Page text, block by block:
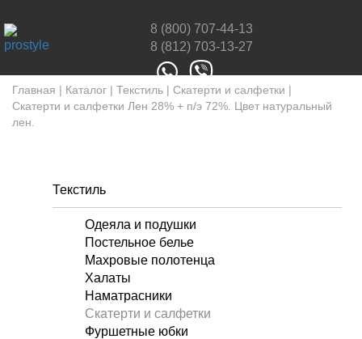
8 (800) 707-44-13
8 (812) 703-13-27
Главная | Каталог | Текстиль | Скатерти и салфетки |
Скатерти и салфетки Лен 28% + п/э 72%. Цвет натуральный
лен.
Текстиль
Одеяла и подушки
Постельное белье
Махровые полотенца
Халаты
Наматрасники
Скатерти и салфетки
Фуршетные юбки